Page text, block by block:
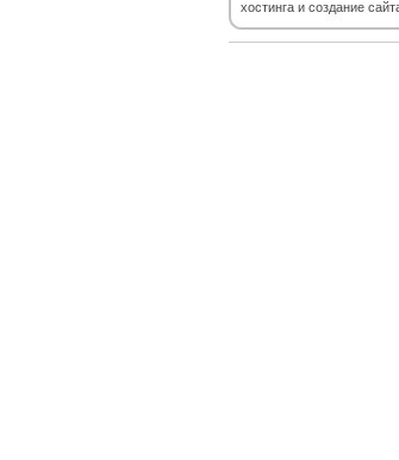
хостинга и создание